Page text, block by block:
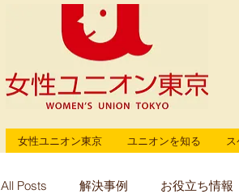
女性ユニオン東京 ユニオンを知る
All Posts 解決事例 お役立ち情報